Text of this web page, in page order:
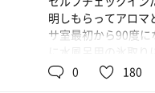
明しもらってアロマ
サ室最初から90度
に水風呂用の氷取
色々準備☺️これも楽
0 180